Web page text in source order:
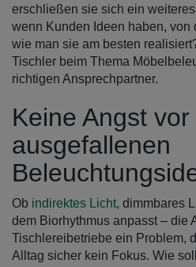
erschließen sie sich ein
wenn Kunden Ideen haben, von
wie man sie am besten
Tischler beim Thema
richtigen Ansprechpartner.
Keine Angst vor
ausgefallenen
Ob indirektes Licht, dimmbares
dem Biorhythmus anpasst – die
Tischlereibetriebe ein Problem,
Alltag sicher kein Fokus. Wie